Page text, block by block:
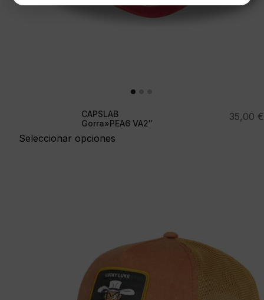
CAPSLAB
Gorra»PEA6 VA2″
Seleccionar opciones
35,00 €